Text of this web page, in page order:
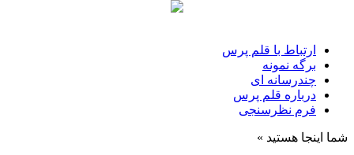
ارتباط با قلم پرس
برگه نمونه
چندرسانه ای
درباره قلم پرس
فرم نظرسنجی
شما اینجا هستید »